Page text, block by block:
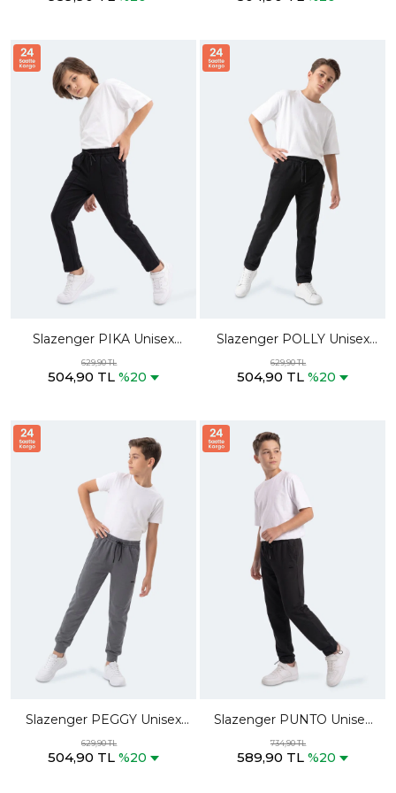
Slazenger PIKA Unisex
Çocuk Siyah Eşofman Altı
629,90 TL
504,90 TL %20
Slazenger POLLY Unisex
Çocuk Siyah Eşofman Altı
629,90 TL
504,90 TL %20
Slazenger PEGGY Unisex
Koyu Gri Eşofman Altı
629,90 TL
504,90 TL %20
Slazenger PUNTO Unisex
Çocuk Siyah Eşofman Altı
734,90 TL
589,90 TL %20